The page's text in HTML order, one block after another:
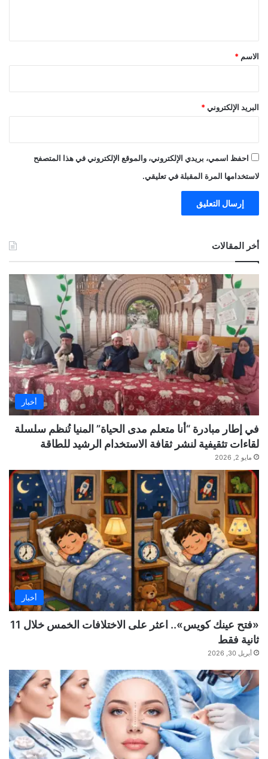
*
الاسم *
البريد الإلكتروني *
احفظ اسمي، بريدي الإلكتروني، والموقع الإلكتروني في هذا المتصفح
لاستخدامها المرة المقبلة في تعليقي.
أخر المقالات
أخبار
في إطار مبادرة “أنا متعلم مدى الحياة” المنيا تُنظم سلسلة
لقاءات تثقيفية لنشر ثقافة الاستخدام الرشيد للطاقة
مايو 2, 2026
أخبار
«فتح عينك كويس».. اعثر على الاختلافات الخمس خلال 11
ثانية فقط
أبريل 30, 2026